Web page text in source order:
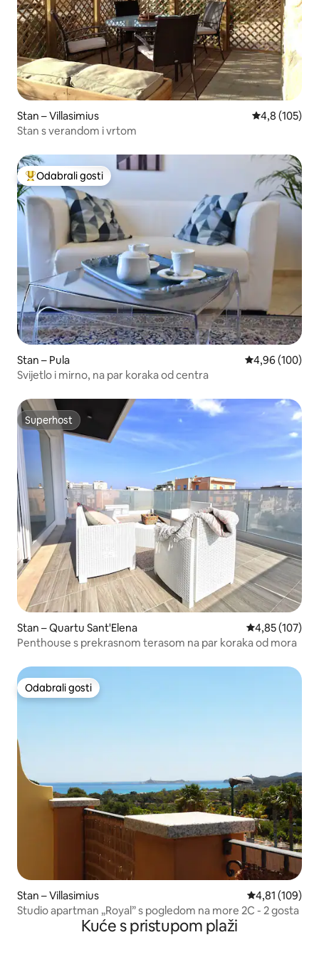
Stan – Villasimius Prosječna
4,8 (105)
Stan s verandom i vrtom
Među najviše rangiranima s oznakom „Odabrali gosti”
Odabrali gosti
Stan – Pula Prosječna
4,96 (100)
Svijetlo i mirno, na par koraka od centra
Superhost
Superhost
Stan – Quartu Sant'Elena Prosječna
4,85 (107)
Penthouse s prekrasnom terasom na par koraka od mora
Odabrali gosti
Odabrali gosti
Stan – Villasimius Prosječna
4,81 (109)
Studio apartman „Royal” s pogledom na more 2C - 2 gosta
Kuće s pristupom plaži